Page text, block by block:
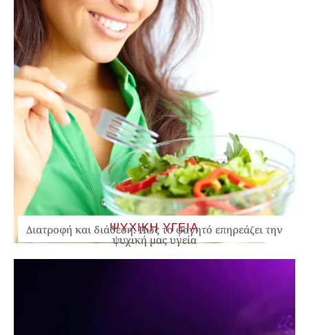
ΨΥΧΙΚΗ ΥΓΕΙΑ
Διατροφή και διάθεση: Πώς το φαγητό επηρεάζει την
ψυχική μας υγεία